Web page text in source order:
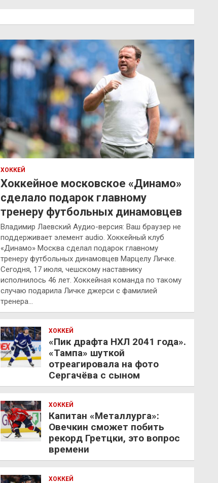
ХОККЕЙ
Хоккейное московское «Динамо»
сделало подарок главному
тренеру футбольных динамовцев
Владимир Лаевский Аудио-версия: Ваш браузер не
поддерживает элемент audio. Хоккейный клуб
«Динамо» Москва сделал подарок главному
тренеру футбольных динамовцев Марцелу Личке.
Сегодня, 17 июля, чешскому наставнику
исполнилось 46 лет. Хоккейная команда по такому
случаю подарила Личке джерси с фамилией
тренера…
ХОККЕЙ
«Пик драфта НХЛ 2041 года».
«Тампа» шуткой
отреагировала на фото
Сергачёва с сыном
ХОККЕЙ
Капитан «Металлурга»:
Овечкин сможет побить
рекорд Гретцки, это вопрос
времени
ХОККЕЙ